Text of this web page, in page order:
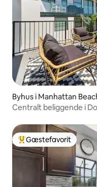
Byhus i Manhattan
Centralt beliggende i
Bedste gæstefavorit
Gæstefavorit